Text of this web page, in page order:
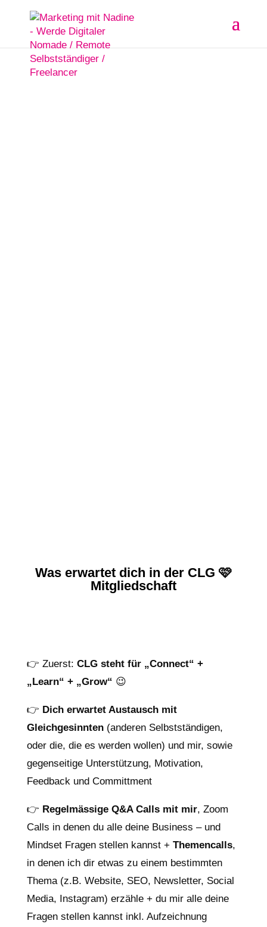
Was erwartet dich in der CLG 🩷
Mitgliedschaft
👉 Zuerst: CLG steht für „Connect“ +
„Learn“ + „Grow“ 😉
👉 Dich erwartet Austausch mit
Gleichgesinnten(anderen Selbstständigen,
oder die, die es werden wollen) und mir, sowie
gegenseitige Unterstützung, Motivation,
Feedback und Committment
👉 Regelmässige Q&A Calls mit mir, Zoom
Calls in denen du alle deine Business – und
Mindset Fragen stellen kannst + Themencalls,
in denen ich dir etwas zu einem bestimmten
Thema (z.B. Website, SEO, Newsletter, Social
Media, Instagram) erzähle + du mir alle deine
Fragen stellen kannst inkl. Aufzeichnung